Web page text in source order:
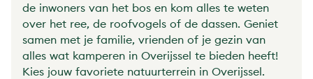
de inwoners van het bos en kom alles te weten
over het ree, de roofvogels of de dassen. Geniet
samen met je familie, vrienden of je gezin van
alles wat kamperen in Overijssel te bieden heeft!
Kies jouw favoriete natuurterrein in Overijssel.